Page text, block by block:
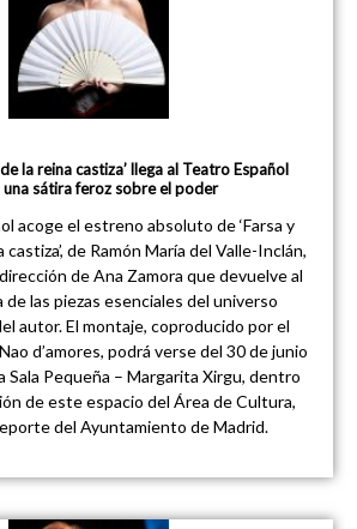
la reina castiza’ llega al Teatro Español
sátira feroz sobre el poder
acoge el estreno absoluto de ‘Farsa y
de Ramón María del Valle-Inclán,
de Ana Zamora que devuelve al
de las piezas esenciales del universo
autor. El montaje, coproducido por el
d’amores, podrá verse del 30 de junio
Sala Pequeña – Margarita Xirgu, dentro
de este espacio del Área de Cultura,
del Ayuntamiento de Madrid.